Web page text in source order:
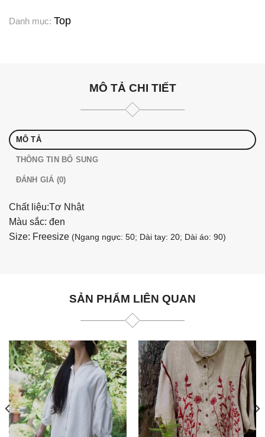
Danh mục: Top
MÔ TẢ CHI TIẾT
MÔ TẢ
THÔNG TIN BỔ SUNG
ĐÁNH GIÁ (0)
Chất liệu:Tơ Nhật
Màu sắc: đen
Size: Freesize (Ngang ngực: 50; Dài tay: 20; Dài áo: 90)
SẢN PHẨM LIÊN QUAN